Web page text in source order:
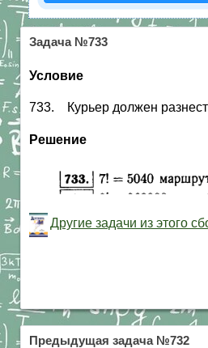
Задача №733
Условие
733. Курьер должен
Решение
Другие задачи из этого
Предыдущая задача №732